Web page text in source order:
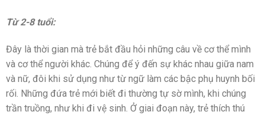
Từ 2-8 tuổi:
Đây là thời gian mà trẻ bắt đầu hỏi những câu về cơ thể mình
và cơ thể người khác. Chúng để ý đến sự khác nhau giữa nam
và nữ, đôi khi sử dụng như từ ngữ làm các bậc phụ huynh bối
rối. Những đứa trẻ mới biết đi thường tự sờ mình, khi chúng
trần truồng, như khi đi vệ sinh. Ở giai đoạn này, trẻ thích thú